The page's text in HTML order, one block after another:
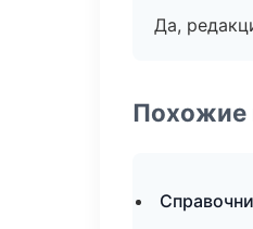
Да,
Похожие